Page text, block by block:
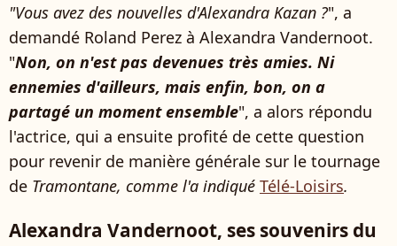
"Vous avez des nouvelles d'Alexandra Kazan ?", a
demandé Roland Perez à Alexandra Vandernoot.
"Non, on n'est pas devenues très amies. Ni
ennemies d'ailleurs, mais enfin, bon, on a
partagé un moment ensemble", a alors répondu
l'actrice, qui a ensuite profité de cette question
pour revenir de manière générale sur le tournage
de Tramontane, comme l'a indiqué Télé-Loisirs.
Alexandra Vandernoot, ses souvenirs du